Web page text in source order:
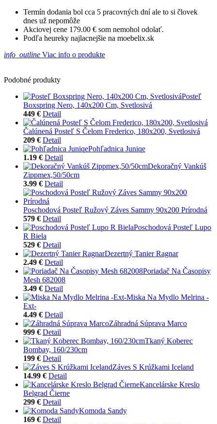
Termín dodania bol cca 5 pracovných dní ale to si človek
dnes už nepomôže
Akciovej cene 179.00 € som nemohol odolať.
Podľa heureky najlacnejšie na moebelix.sk
info_outline Viac info o produkte
Podobné produkty
Posteľ
Boxspring Nero, 140x200 Cm, Svetlosivá
449 € Detail
Čalúnená Posteľ S Čelom Frederico, 180x200, Svetlosivá
209 € Detail
Pohľadnica Juniqe
1.19 € Detail
Dekoračný Vankúš
Zippmex,50/50cm
3.99 € Detail
Poschodová Posteľ Ružový Záves Sammy 90x200 Prírodná
579 € Detail
Poschodová Posteľ Lupo
R Biela
529 € Detail
Dezertný Tanier Ragnar
2.49 € Detail
Poriadač Na Časopisy
Mesh 682008
3.49 € Detail
Miska Na Mydlo Melrina -
Ext-
4.49 € Detail
Záhradná Súprava Marco
999 € Detail
Tkaný Koberec
Bombay, 160/230cm
199 € Detail
Záves S Krúžkami Iceland
14.99 € Detail
Kancelárske Kreslo
Belgrad Čierne
299 € Detail
Komoda Sandy
169 € Detail